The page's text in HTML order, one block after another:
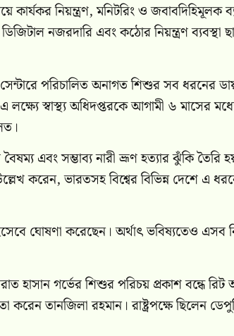
কার্যকর নিয়ন্ত্রণ, মনিটরিং ও জবাবদিহিমূলক
নজরদারি এবং কঠোর নিয়ন্ত্রণ
পরিচালিত অনাগত শিশুর সব ধরনের
স্বাস্থ্য অধিদপ্তরকে আগামী ৬ মাসের
এবং সম্ভাব্য নারী ভ্রূণ হত্যার ঝুঁকি তৈরি
করেন, ভারতসহ বিশ্বের বিভিন্ন দেশে এ
করেছেন। অর্থাৎ ভবিষ্যতেও এসব
হাসানগর্ভের শিশুর পরিচয় প্রকাশ বন্ধে
করেনতানজিলা রহমান। রাষ্ট্রপক্ষে ছিলেন